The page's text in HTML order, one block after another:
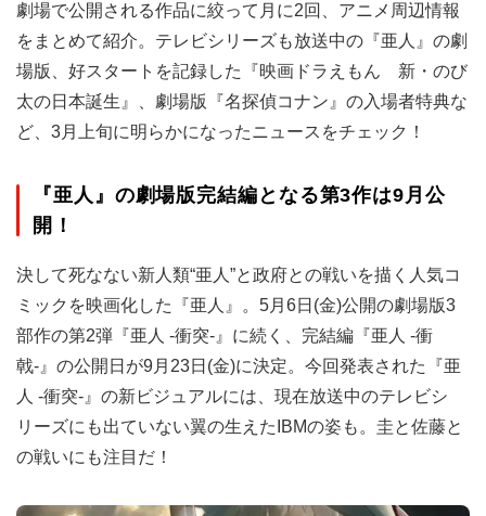
劇場で公開される作品に絞って月に2回、アニメ周辺情報
をまとめて紹介。テレビシリーズも放送中の『亜人』の劇
場版、好スタートを記録した『映画ドラえもん 新・のび
太の日本誕生』、劇場版『名探偵コナン』の入場者特典な
ど、3月上旬に明らかになったニュースをチェック！
『亜人』の劇場版完結編となる第3作は9月公
開！
決して死なない新人類“亜人”と政府との戦いを描く人気コ
ミックを映画化した『亜人』。5月6日(金)公開の劇場版3
部作の第2弾『亜人 -衝突-』に続く、完結編『亜人 -衝
戟-』の公開日が9月23日(金)に決定。今回発表された『亜
人 -衝突-』の新ビジュアルには、現在放送中のテレビシ
リーズにも出ていない翼の生えたIBMの姿も。圭と佐藤と
の戦いにも注目だ！